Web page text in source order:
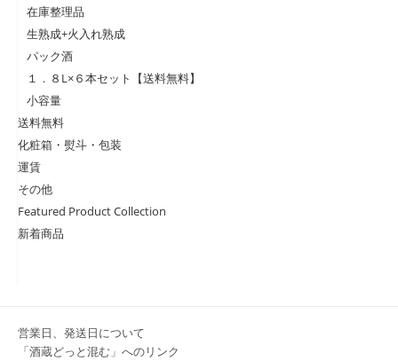
在庫整理品
生熟成+火入れ熟成
パック酒
１．８L×６本セット【送料無料】
小容量
送料無料
化粧箱・熨斗・包装
運賃
その他
Featured Product Collection
新着商品
営業日、発送日について
「酒蔵どっと混む」へのリンク